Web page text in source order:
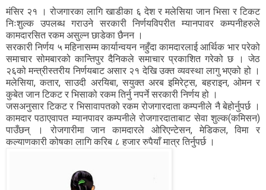
मंसिर २१ । रोजगारका लागि खाडीका ६ देश र मलेसिया जान भिसा र टिकट
निःशुल्क उपलब्ध गराउने सरकारी निर्णयविपरीत म्यानपावर कम्पनीहरुले
कामदारसित रकम असुल्न छाडेका छैनन ।
सरकारी निर्णय ५ महिनासम्म कार्यान्वयन नहुँदा कामदारलाई आर्थिक भार परेको
समाचार सोमबारको कान्तिपुर दैनिकले समाचार प्रकाशित गरेको छ । जेठ
२६को मन्त्रीस्तरीय निर्णयबाट असार २१ देखि उक्त व्यवस्था लागु भएको हो ।
मलेसिया, कतार, साउदी अरयिबा, सयुक्त अरब इमिरेट्स, बहराइन, ओमन र
कुबेत जान टिकट र भिसाको रकम तिर्नु नपर्ने सरकारी निर्णय हो ।
जसअनुसार टिकट र भिसावापतको रकम रोजगारदाता कम्पनीले नै बेहोर्नुपर्छ ।
कामदार पठाएवापत म्यानपावर कम्पनीले रोजगारदाताबाट सेवा शुल्क(कमिसन)
पाउँछन् । रोजगारीमा जान कामदारले ओरिएन्टेसन, मेडिकल, विमा र
कल्याणकारी कोषका लागि करिब ८ हजार रुपैयाँ मात्र तिर्नुपर्छ ।